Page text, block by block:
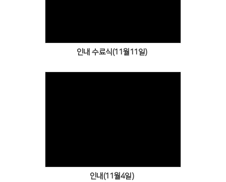
인내 수료식(11월11일)
인내(11월4일)